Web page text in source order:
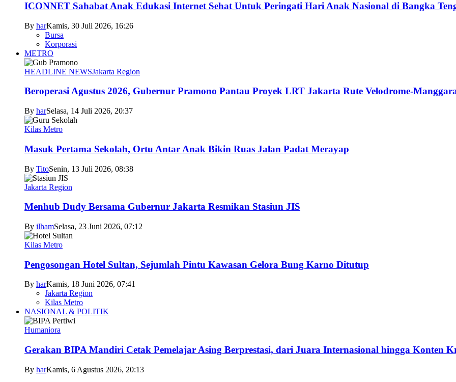
ICONNET Sahabat Anak Edukasi Internet Sehat Untuk Peringati Hari Anak Nasional di Bangka
By harKamis, 30 Juli 2026, 16:26
Bursa
Korporasi
METRO
HEADLINE NEWSJakarta Region
Beroperasi Agustus 2026, Gubernur Pramono Pantau Proyek LRT Jakarta Rute Velodrome-
By harSelasa, 14 Juli 2026, 20:37
Kilas Metro
Masuk Pertama Sekolah, Ortu Antar Anak Bikin Ruas Jalan Padat Merayap
By TitoSenin, 13 Juli 2026, 08:38
Jakarta Region
Menhub Dudy Bersama Gubernur Jakarta Resmikan Stasiun JIS
By ilhamSelasa, 23 Juni 2026, 07:12
Kilas Metro
Pengosongan Hotel Sultan, Sejumlah Pintu Kawasan Gelora Bung Karno Ditutup
By harKamis, 18 Juni 2026, 07:41
Jakarta Region
Kilas Metro
NASIONAL & POLITIK
Humaniora
Gerakan BIPA Mandiri Cetak Pemelajar Asing Berprestasi, dari Juara Internasional hingga Konten
By harKamis, 6 Agustus 2026, 20:13